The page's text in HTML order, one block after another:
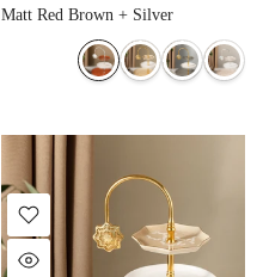
Matt Red Brown + Silver